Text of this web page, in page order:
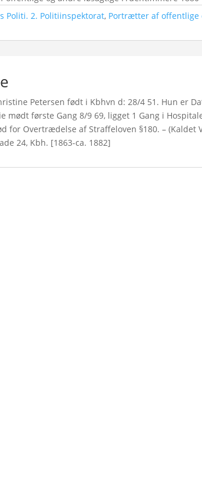
Politi. 2. Politiinspektorat, Portrætter af offentlige
Petersen født i Kbhvn d: 28/4 51. Hun er
mødt første Gang 8/9 69, ligget 1 Gang i
for Overtrædelse af Straffeloven §180. – (Kaldet
24, Kbh. [1863-ca. 1882]